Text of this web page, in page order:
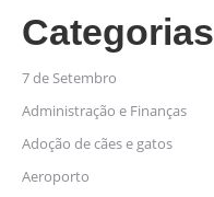
Categorias
7 de Setembro
Administração e Finanças
Adoção de cães e gatos
Aeroporto